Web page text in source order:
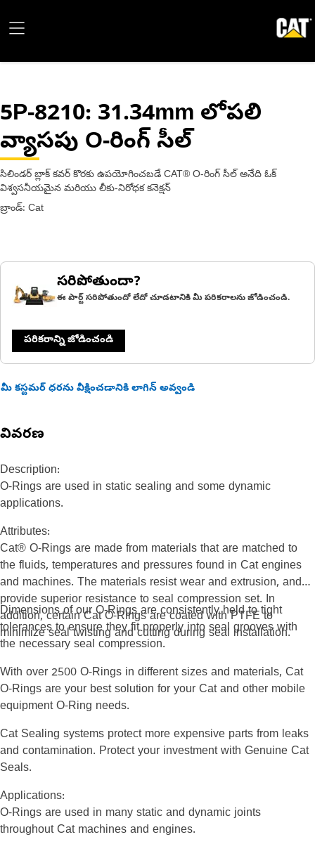
5P-8210: 31.34mm లోపలి
వ్యాసపు O-రింగ్ సీల్
సిలిండర్ బ్లాక్ కవర్ కొరకు ఉపయోగించబడే CAT® O-రింగ్ సీల్ అనేది ఓక్
విశ్వసనీయమైన మరియు లీకు-నిరోధక కనెక్షన్
బ్రాండ్: Cat
సరిపోతుందా?
ఈ పార్ట్ సరిపోతుందో లేదో చూడటానికి మీ పరికరాలను జోడించండి.
పరికరాన్ని జోడించండి
మీ కస్టమర్ ధరను వీక్షించడానికి లాగిన్ అవ్వండి
వివరణ
Description:
O-Rings are used in static sealing and some dynamic
applications.
Attributes:
Cat® O-Rings are made from materials that are matched to
the fluids, temperatures and pressures found in Cat engines
and machines. The materials resist wear and extrusion, and
provide superior resistance to seal compression set. In
addition, certain Cat O-Rings are coated with PTFE to
minimize seal twisting and cutting during seal installation.
Dimensions of our O-Rings are consistently held to tight
tolerances to ensure they fit properly into seal grooves with
the necessary seal compression.
With over 2500 O-Rings in different sizes and materials, Cat
O-Rings are your best solution for your Cat and other mobile
equipment O-Ring needs.
Cat Sealing systems protect more expensive parts from leaks
and contamination. Protect your investment with Genuine Cat
Seals.
Applications:
O-Rings are used in many static and dynamic joints
throughout Cat machines and engines.